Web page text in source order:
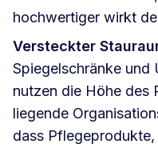
hochwertiger wirkt
Versteckter
Spiegelschränke und
nutzen die Höhe des
liegende
dass